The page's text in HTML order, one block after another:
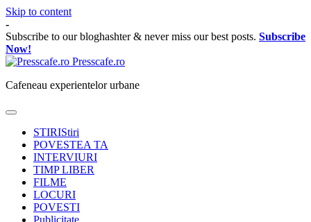
Skip to content
-
Subscribe to our bloghashter & never miss our best posts. Subscribe
Now!
Presscafe.ro
Cafeneau experientelor urbane
STIRIStiri
POVESTEA TA
INTERVIURI
TIMP LIBER
FILME
LOCURI
POVESTI
Publicitate